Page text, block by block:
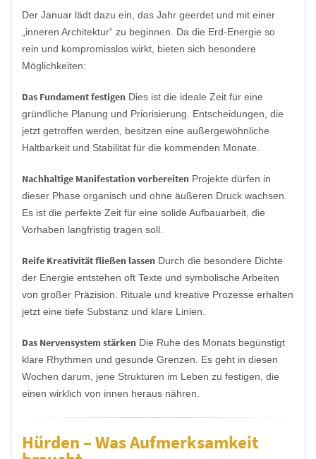
Der Januar lädt dazu ein, das Jahr geerdet und mit einer
„inneren Architektur“ zu beginnen. Da die Erd-Energie so
rein und kompromisslos wirkt, bieten sich besondere
Möglichkeiten:
Das Fundament festigen Dies ist die ideale Zeit für eine
gründliche Planung und Priorisierung. Entscheidungen, die
jetzt getroffen werden, besitzen eine außergewöhnliche
Haltbarkeit und Stabilität für die kommenden Monate.
Nachhaltige Manifestation vorbereiten Projekte dürfen in
dieser Phase organisch und ohne äußeren Druck wachsen.
Es ist die perfekte Zeit für eine solide Aufbauarbeit, die
Vorhaben langfristig tragen soll.
Reife Kreativität fließen lassen Durch die besondere Dichte
der Energie entstehen oft Texte und symbolische Arbeiten
von großer Präzision. Rituale und kreative Prozesse erhalten
jetzt eine tiefe Substanz und klare Linien.
Das Nervensystem stärken Die Ruhe des Monats begünstigt
klare Rhythmen und gesunde Grenzen. Es geht in diesen
Wochen darum, jene Strukturen im Leben zu festigen, die
einen wirklich von innen heraus nähren.
Hürden – Was Aufmerksamkeit